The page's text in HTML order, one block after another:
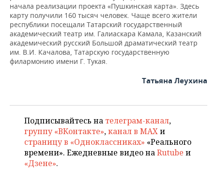
начала реализации проекта «Пушкинская карта». Здесь
карту получили 160 тысяч человек. Чаще всего жители
республики посещали Татарский государственный
академический театр им. Галиаскара Камала, Казанский
академический русский Большой драматический театр
им. В.И. Качалова, Татарскую государственную
филармонию имени Г. Тукая.
Татьяна Леухина
Подписывайтесь на телеграм-канал,
группу «ВКонтакте»,канал в MAXи
страницу в «Одноклассниках» «Реального
времени». Ежедневные видео наRutube и
«Дзене».